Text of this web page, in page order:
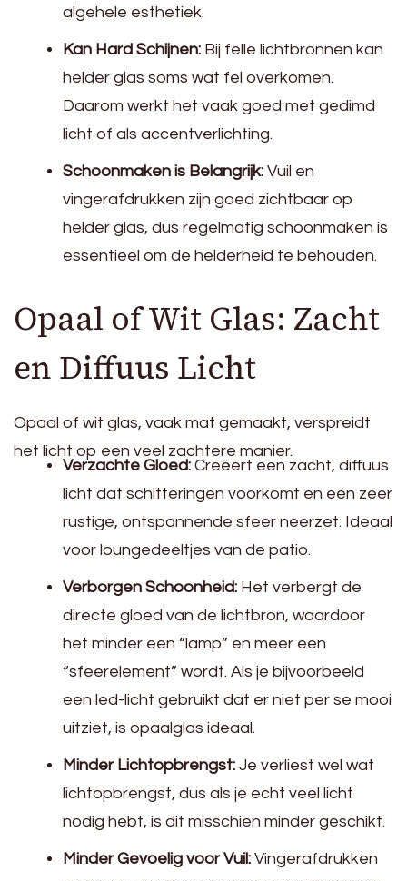
algehele esthetiek.
Kan Hard Schijnen: Bij felle lichtbronnen kan
helder glas soms wat fel overkomen.
Daarom werkt het vaak goed met gedimd
licht of als accentverlichting.
Schoonmaken is Belangrijk: Vuil en
vingerafdrukken zijn goed zichtbaar op
helder glas, dus regelmatig schoonmaken is
essentieel om de helderheid te behouden.
Opaal of Wit Glas: Zacht
en Diffuus Licht
Opaal of wit glas, vaak mat gemaakt, verspreidt
het licht op een veel zachtere manier.
Verzachte Gloed: Creëert een zacht, diffuus
licht dat schitteringen voorkomt en een zeer
rustige, ontspannende sfeer neerzet. Ideaal
voor loungedeeltjes van de patio.
Verborgen Schoonheid: Het verbergt de
directe gloed van de lichtbron, waardoor
het minder een “lamp” en meer een
“sfeerelement” wordt. Als je bijvoorbeeld
een led-licht gebruikt dat er niet per se mooi
uitziet, is opaalglas ideaal.
Minder Lichtopbrengst: Je verliest wel wat
lichtopbrengst, dus als je echt veel licht
nodig hebt, is dit misschien minder geschikt.
Minder Gevoelig voor Vuil: Vingerafdrukken